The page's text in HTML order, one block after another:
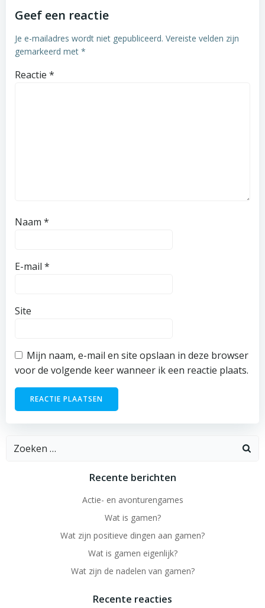
Geef een reactie
Je e-mailadres wordt niet gepubliceerd. Vereiste velden zijn
gemarkeerd met *
Reactie *
Naam *
E-mail *
Site
Mijn naam, e-mail en site opslaan in deze browser
voor de volgende keer wanneer ik een reactie plaats.
Zoeken
Recente berichten
Actie- en avonturengames
Wat is gamen?
Wat zijn positieve dingen aan gamen?
Wat is gamen eigenlijk?
Wat zijn de nadelen van gamen?
Recente reacties